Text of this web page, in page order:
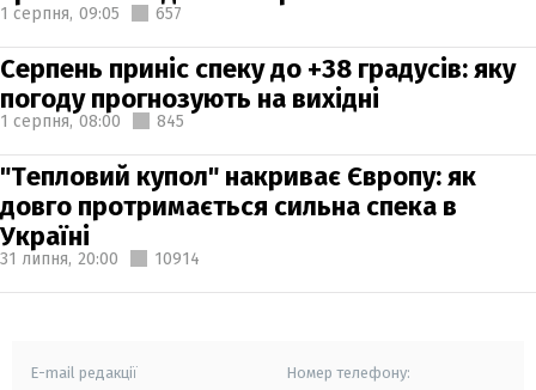
1 серпня, 09:05 657
Серпень приніс спеку до +38 градусів: яку
погоду прогнозують на вихідні
1 серпня, 08:00 845
"Тепловий купол" накриває Європу: як
довго протримається сильна спека в
Україні
31 липня, 20:00 10914
E-mail редакції Номер телефону: